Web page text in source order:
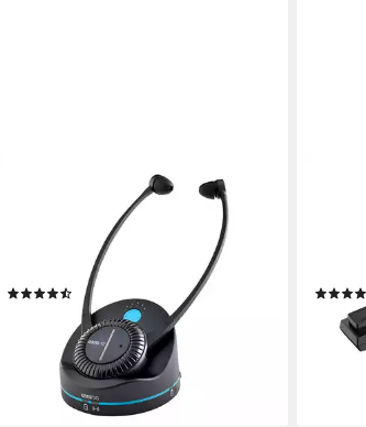
Earis TV Hörsystem Funk-Kopfhörer
Verbindung
max. Laufzeit
Gewicht
(3)
ab 229,00 €
mtl. in 12 Raten
lieferbar - in 2-3 Werktagen bei dir
18,17 €